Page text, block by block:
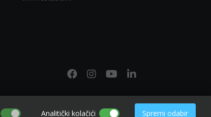
Analitički kolačići Spremi odabir